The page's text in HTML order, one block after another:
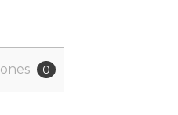
0